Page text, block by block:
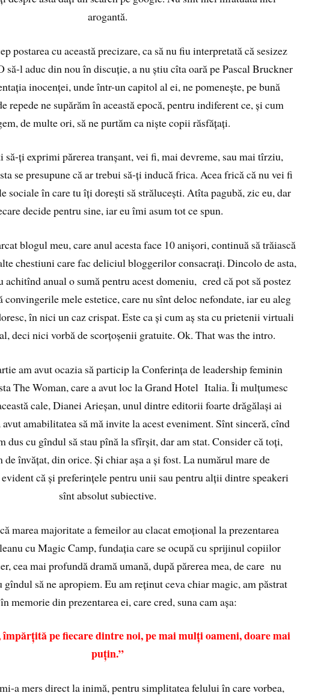
arogantă.
postarea cu această precizare, ca să nu fiu interpretată că sesizez
să-l aduc din nou în discuție, a nu știu cîta oară pe Pascal Bruckner
inocenței, unde într-un capitol al ei, ne pomenește, pe bună
repede ne supărăm în această epocă, pentru indiferent ce, și cum
de multe ori, să ne purtăm ca niște copii răsfățați.
să-ți exprimi părerea tranșant, vei fi, mai devreme, sau mai tîrziu,
se presupune că ar trebui să-ți inducă frica. Acea frică că nu vei fi
sociale în care tu îți dorești să strălucești. Atîta pagubă, zic eu, dar
decide pentru sine, iar eu îmi asum tot ce spun.
blogul meu, care anul acesta face 10 anișori, continuă să trăiască
chestiuni care fac deliciul bloggerilor consacrați. Dincolo de asta,
achitînd anual o sumă pentru acest domeniu, cred că pot să postez
convingerile mele estetice, care nu sînt deloc nefondate, iar eu aleg
în nici un caz crispat. Este ca și cum aș sta cu prietenii virtuali
deci nici vorbă de scorțoșenii gratuite. Ok. That was the intro.
am avut ocazia să particip la Conferința de leadership feminin
The Woman, care a avut loc la Grand Hotel Italia. Îi mulțumesc
cale, Dianei Arieșan, unul dintre editorii foarte drăgălași ai
amabilitatea să mă invite la acest eveniment. Sînt sinceră, cînd
dus cu gîndul să stau pînă la sfîrșit, dar am stat. Consider că toți,
de învățat, din orice. Și chiar așa a și fost. La numărul mare de
că și preferințele pentru unii sau pentru alții dintre speakeri
sînt absolut subiective.
marea majoritate a femeilor au clacat emoțional la prezentarea
cu Magic Camp, fundația care se ocupă cu sprijinul copiilor
cea mai profundă dramă umană, după părerea mea, de care nu
să ne apropiem. Eu am reținut ceva chiar magic, am păstrat
memorie din prezentarea ei, care cred, suna cam așa:
împărțită pe fiecare dintre noi, pe mai mulți oameni, doare mai
puțin.”
a mers direct la inimă, pentru simplitatea felului în care vorbea,